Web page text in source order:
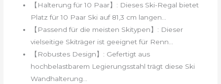
【Halterung für 10 Paar】: Dieses Ski-Regal bietet
Platz für 10 Paar Ski auf 81,3 cm langen...
【Passend für die meisten Skitypen】: Dieser
vielseitige Skiträger ist geeignet für Renn...
【Robustes Design】: Gefertigt aus
hochbelastbarem Legierungsstahl trägt diese Ski
Wandhalterung...